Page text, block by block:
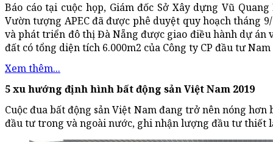
Báo cáo tại cuộc họp, Giám đốc Sở Xây dựng Vũ
Vườn tượng APEC đã được phê duyệt quy hoạch tháng
và phát triển đô thị Đà Nẵng được giao điều hành dự án
đất có tổng diện tích 6.000m2 của Công ty CP đầu tư
Xem thêm...
5 xu hướng định hình bất động sản Việt Nam 2019
Cuộc đua bất động sản Việt Nam đang trở nên nóng
đầu tư trong và ngoài nước, ghi nhận lượng đầu tư thiết